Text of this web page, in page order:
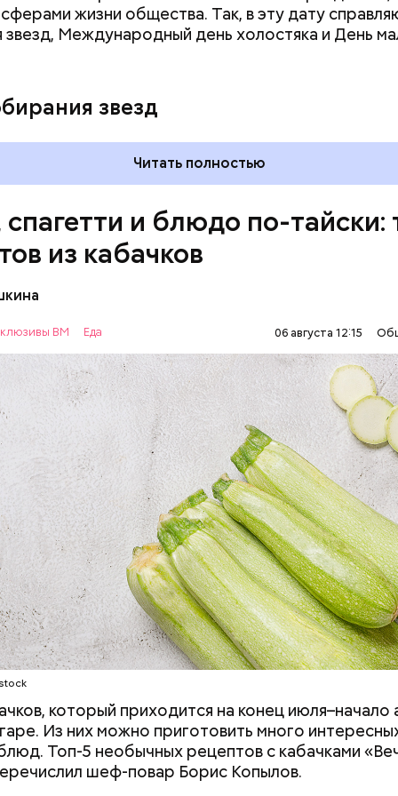
жизни общества. Так, в эту дату
звезд, Международный день холостяка и День
звезд
Читать полностью
спагетти и блюдо по-тайски:
из кабачков
ВМ Еда 06 августа 12:15
который приходится на конец июля–начало
Из них можно приготовить много
Топ-5 необычных рецептов с кабачками
шеф-повар Борис Копылов.
ОВОЩИ РЕЦЕПТЫ